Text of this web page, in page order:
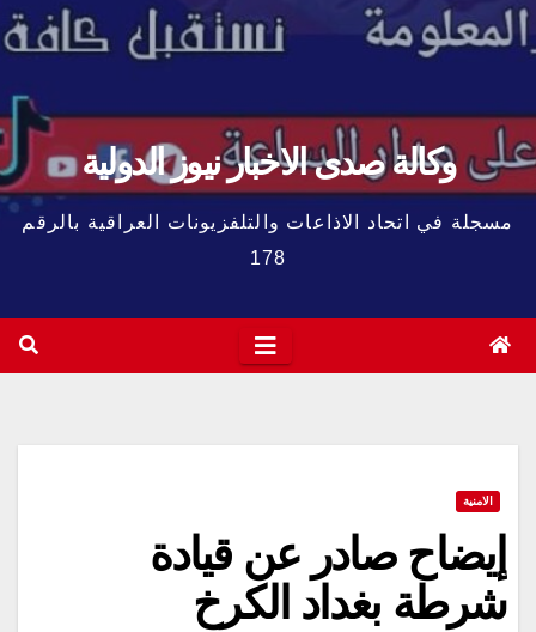
وكالة صدى الاخبار نيوز الدولية
مسجلة في اتحاد الاذاعات والتلفزيونات العراقية بالرقم
178
الامنية
إيضاح صادر عن قيادة
شرطة بغداد الكرخ